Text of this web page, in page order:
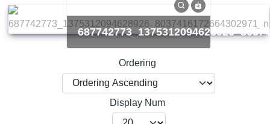
Ordering
Display Num